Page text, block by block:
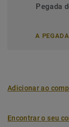
Pegada
A
Adicionar ao
Encontrar o seu